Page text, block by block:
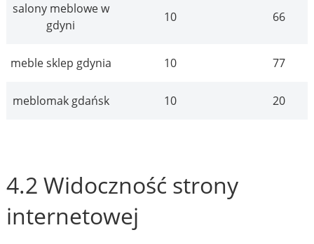
salony meblowe w
gdyni
10 66
meble sklep gdynia 10 77
meblomak gdańsk 10 20
4.2 Widoczność strony
internetowej